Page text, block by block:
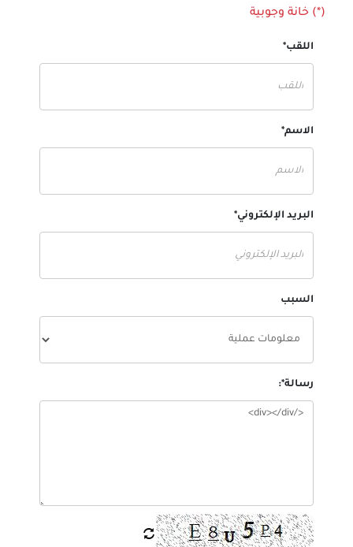
(*) خانة وجوبية
اللقب*
الاسم*
البريد الإلكتروني*
السبب
رسالة*: